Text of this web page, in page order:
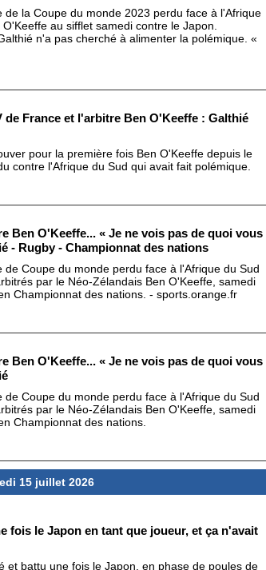
la Coupe du monde 2023 perdu face à l'Afrique
au sifflet samedi contre le Japon.
n'a pas cherché à alimenter la polémique. «
de France et l'arbitre Ben O'Keeffe : Galthié
pour la première fois Ben O'Keeffe depuis le
contre l'Afrique du Sud qui avait fait polémique.
Ben O'Keeffe... « Je ne vois pas de quoi vous
- Rugby - Championnat des nations
Coupe du monde perdu face à l'Afrique du Sud
par le Néo-Zélandais Ben O'Keeffe, samedi
Championnat des nations. - sports.orange.fr
Ben O'Keeffe... « Je ne vois pas de quoi vous
Coupe du monde perdu face à l'Afrique du Sud
par le Néo-Zélandais Ben O'Keeffe, samedi
Championnat des nations.
15 juillet 2026
fois le Japon en tant que joueur, et ça n'avait
et battu une fois le Japon, en phase de poules de